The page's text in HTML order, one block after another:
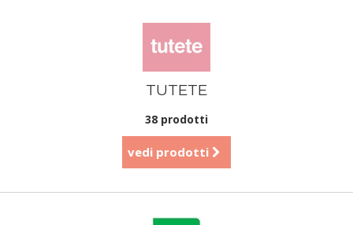
TUTETE
38 prodotti
vedi prodotti